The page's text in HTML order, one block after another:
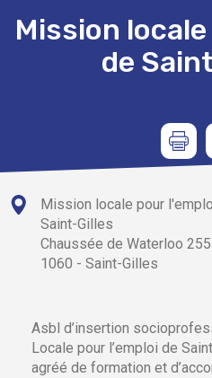
Mission
de
Mission locale pour
Saint-Gilles
Chaussée de Waterloo 255
1060 - Saint-Gilles
Asbl d’insertion
Locale pour l’emploi de
agréé de formation et